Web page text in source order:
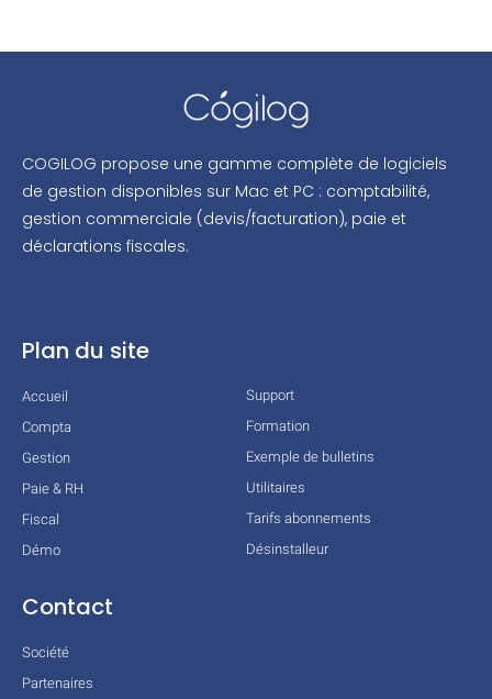
COGILOG propose une gamme complète de logiciels
de gestion disponibles sur Mac et PC : comptabilité,
gestion commerciale (devis/facturation), paie et
déclarations fiscales.
Plan du site
Accueil
Compta
Gestion
Paie & RH
Fiscal
Démo
Support
Formation
Exemple de bulletins
Utilitaires
Tarifs abonnements
Désinstalleur
Contact
Société
Partenaires